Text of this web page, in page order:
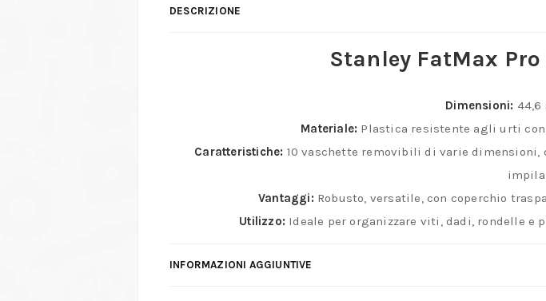
DESCRIZIONE
Stanley FatMax Pro
Dimensioni: 44,6
Materiale: Plastica resistente agli urti
Caratteristiche: 10 vaschette removibili di varie
Vantaggi:Robusto, versatile, con coperchio
Utilizzo: Ideale per organizzare viti, dadi, rondelle
INFORMAZIONI AGGIUNTIVE